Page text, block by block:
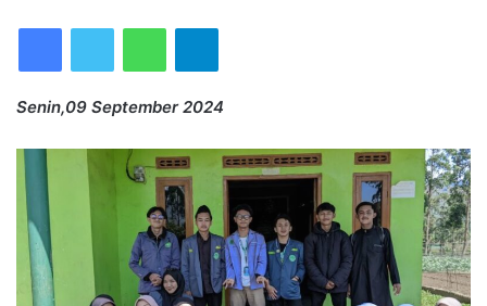
Senin,09 September 2024